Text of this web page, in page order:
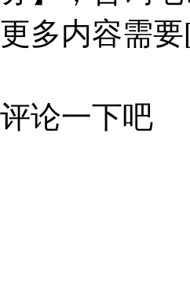
更多内容需要
评论一下吧